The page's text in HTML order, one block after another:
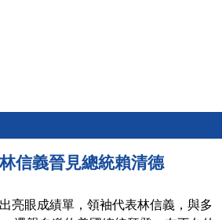
信義晉見總統賴清德
亮眼成績單，領袖代表林信義，與多